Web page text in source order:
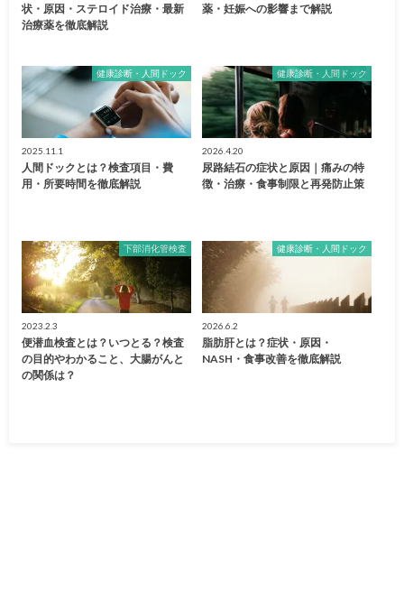
状・原因・ステロイド治療・最新
治療薬を徹底解説
薬・妊娠への影響まで解説
健康診断・人間ドック
2025.11.1
人間ドックとは？検査項目・費
用・所要時間を徹底解説
健康診断・人間ドック
2026.4.20
尿路結石の症状と原因｜痛みの特
徴・治療・食事制限と再発防止策
下部消化管検査
2023.2.3
便潜血検査とは？いつとる？検査
の目的やわかること、大腸がんと
の関係は？
健康診断・人間ドック
2026.6.2
脂肪肝とは？症状・原因・
NASH・食事改善を徹底解説